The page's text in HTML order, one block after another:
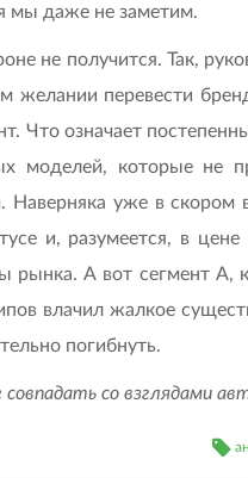
мы даже не заметим.
не получится. Так,
желании перевести
Что означает
моделей, которые не
уже в скором
и, разумеется, в
рынка. А вот сегмент А,
влачил жалкое
погибнуть.
со взглядами